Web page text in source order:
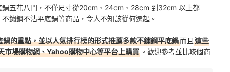
五花八門，不僅尺寸從20cm、24cm、28cm 到32cm 以上都
鏽鋼不沾平底鍋等商品，令人不知該從何選起。
鍋的重點，並以人氣排行榜的形式推薦多款不鏽鋼平底鍋而且 這些
場購物網、Yahoo購物中心等平台上購買 。歡迎參考並比較個商